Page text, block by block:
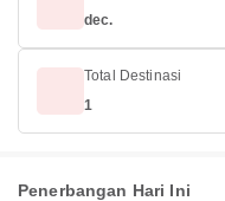
dec.
Total Destinasi
1
Penerbangan Hari Ini